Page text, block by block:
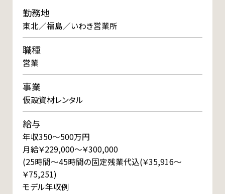
勤務地
東北／福島／いわき営業所
職種
営業
事業
仮設資材レンタル
給与
年収350～500万円
月給￥229,000～￥300,000
(25時間～45時間の固定残業代込(￥35,916～
￥75,251)
モデル年収例